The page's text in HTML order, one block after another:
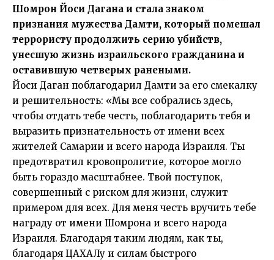
Шомрон Йоси Дагана и стала знаком
признания мужества Дамти, который помешал
террористу продолжить серию убийств,
унесшую жизнь израильского гражданина и
оставившую четверых ранеными.
Йоси Даган поблагодарил Дамти за его смекалку
и решительность: «Мы все собрались здесь,
чтобы отдать тебе честь, поблагодарить тебя и
выразить признательность от имени всех
жителей Самарии и всего народа Израиля. Ты
предотвратил кровопролитие, которое могло
быть гораздо масштабнее. Твой поступок,
совершенный с риском для жизни, служит
примером для всех. Для меня честь вручить тебе
награду от имени Шомрона и всего народа
Израиля. Благодаря таким людям, как ты,
благодаря ЦАХАЛу и силам быстрого